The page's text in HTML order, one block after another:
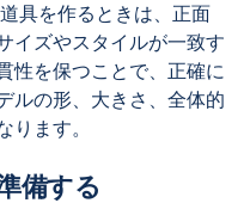
具を作るときは、正面
イズやスタイルが一致す
性を保つことで、正確に
ルの形、大きさ、全体的
ります。
備する